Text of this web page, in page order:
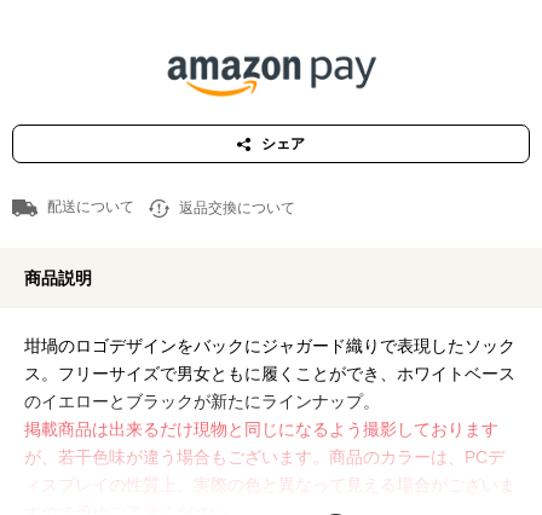
シェア
配送について 返品交換について
商品説明
坩堝のロゴデザインをバックにジャガード織りで表現したソック
ス。フリーサイズで男女ともに履くことができ、ホワイトベース
のイエローとブラックが新たにラインナップ。
掲載商品は出来るだけ現物と同じになるよう撮影しております
が、若干色味が違う場合もございます。商品のカラーは、PCデ
ィスプレイの性質上、実際の色と異なって見える場合がございま